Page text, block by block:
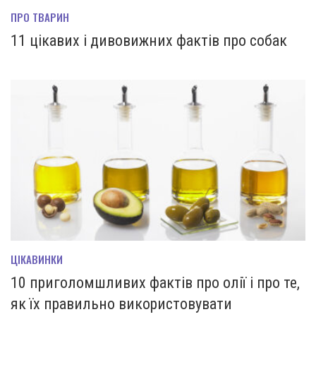
ПРО ТВАРИН
11 цікавих і дивовижних фактів про собак
ЦІКАВИНКИ
10 приголомшливих фактів про олії і про те,
як їх правильно використовувати